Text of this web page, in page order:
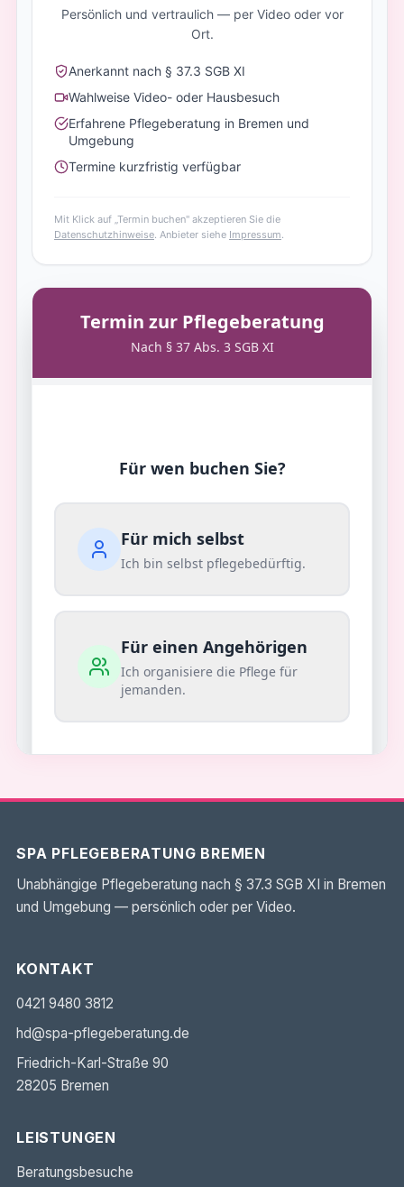
SPA PFLEGEBERATUNG BREMEN
Unabhängige Pflegeberatung nach § 37.3 SGB XI in Bremen
und Umgebung — persönlich oder per Video.
KONTAKT
0421 9480 3812
hd@spa-pflegeberatung.de
Friedrich-Karl-Straße 90
28205 Bremen
LEISTUNGEN
Beratungsbesuche